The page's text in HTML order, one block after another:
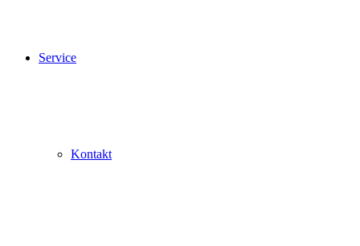
Service
Kontakt